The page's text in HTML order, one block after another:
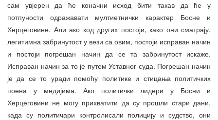
сам увјерен да ће коначни исход бити такав да ће у
потпуности одражавати мултиетнички карактер Босне и
Херцеговине. Али ако код других постоји, како они сматрају,
легитимна забринутост у вези са овим, постоји исправан начин
и постоји погрешан начин да се та забринутост искаже.
Исправан начин за то је путем Уставног суда. Погрешан начин
је да се то уради помоћу политике и стицања политичких
поена у медијима. Ако политички лидери у Босни и
Херцеговини не могу прихватити да су прошли стари дани,
када су политичари контролисали полицију и судство, они